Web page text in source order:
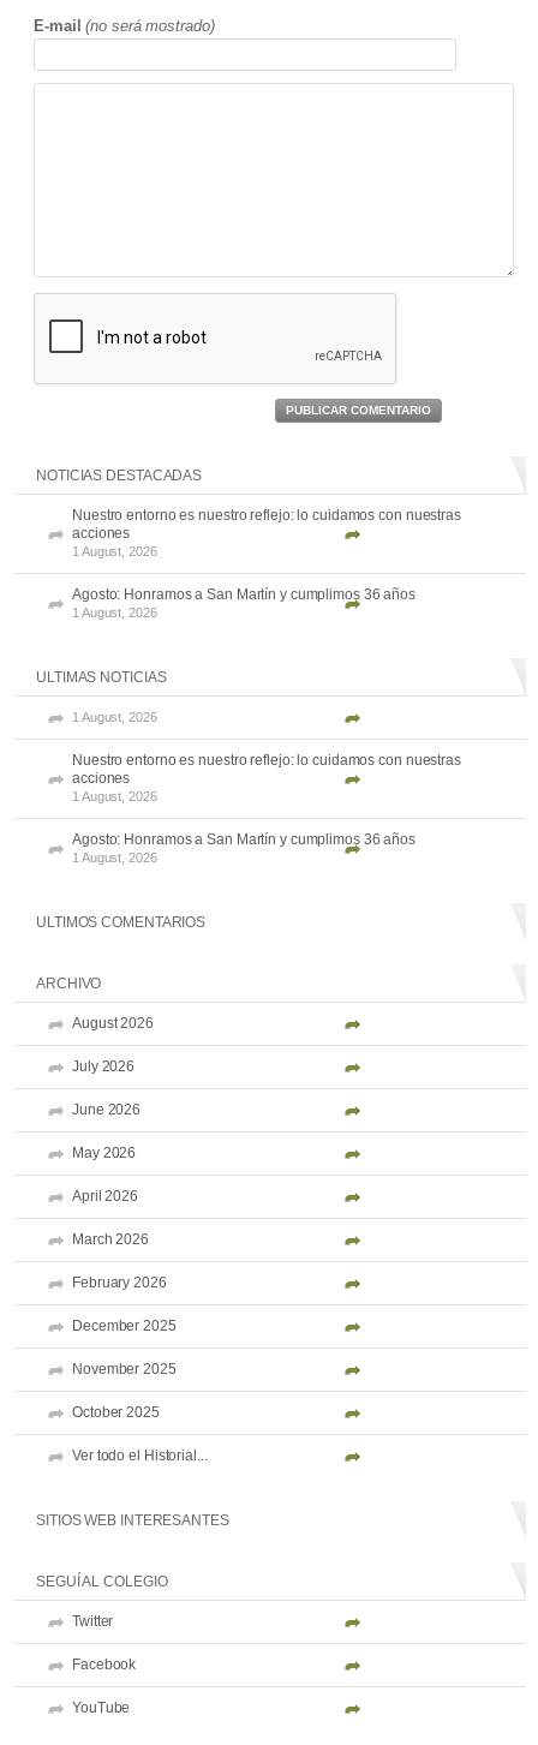
E-mail (no será mostrado)
PUBLICAR COMENTARIO
NOTICIAS DESTACADAS
Nuestro entorno es nuestro reflejo: lo cuidamos con nuestras
acciones
1 August, 2026
Agosto: Honramos a San Martín y cumplimos 36 años
1 August, 2026
ULTIMAS NOTICIAS
1 August, 2026
Nuestro entorno es nuestro reflejo: lo cuidamos con nuestras
acciones
1 August, 2026
Agosto: Honramos a San Martín y cumplimos 36 años
1 August, 2026
ULTIMOS COMENTARIOS
ARCHIVO
August 2026
July 2026
June 2026
May 2026
April 2026
March 2026
February 2026
December 2025
November 2025
October 2025
Ver todo el Historial...
SITIOS WEB INTERESANTES
SEGUÍ AL COLEGIO
Twitter
Facebook
YouTube